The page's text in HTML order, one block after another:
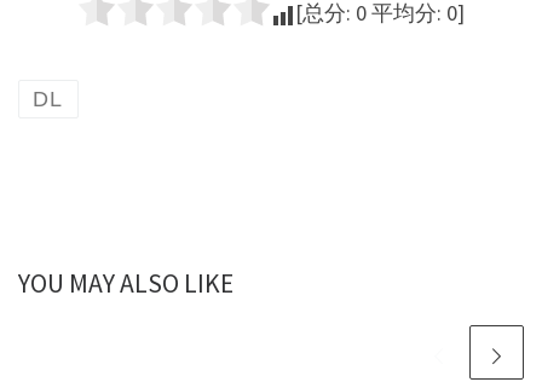
[总分: 0平均分: 0]
DL
YOU MAY ALSO LIKE